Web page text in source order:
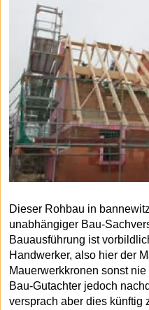
Dieser Rohbau in
unabhängiger Bau-
Bauausführung ist
Handwerker, also hier der
Mauerwerkkronen sonst
Bau-Gutachter jedoch
versprach aber dies künftig